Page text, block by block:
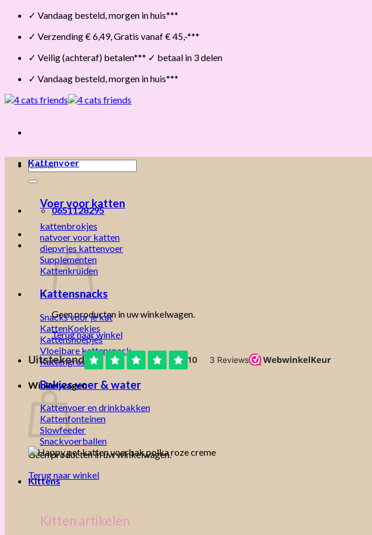
Skip
content
✓ Vandaag besteld, morgen in huis***
✓ Verzending € 6,49, Gratis vanaf € 45,-***
✓ Veilig (achteraf) betalen*** ✓ betaal in 3 delen
✓ Vandaag besteld, morgen in huis***
Zoeken
naar:
0651128295
Geen producten in uw winkelwagen.
Terug naar winkel
Winkelwagen
Geen producten in uw winkelwagen.
Terug naar winkel
Kattenvoer
Voer voor katten
kattenbrokjes
natvoer voor katten
diepvries kattenvoer
Supplementen
Kattenkruiden
Kattensnacks
Snacks voor je kat
KattenKoekjes
Kattensnoepjes
Vloeibare kattensnack
Kattengras
Bakjes voer & water
Kattenvoer en drinkbakken
Kattenfonteinen
Slowfeeder
Snackvoerballen
Kittens
Kitten artikelen